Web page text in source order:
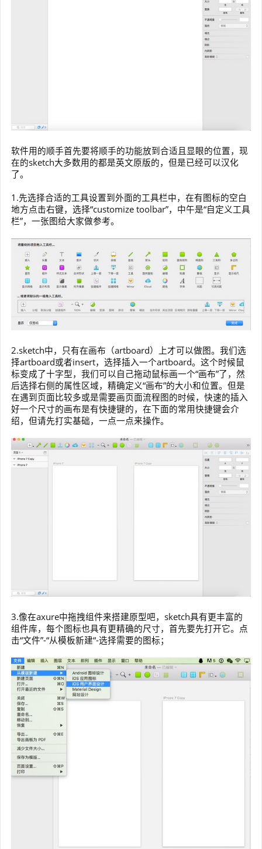
软件用的顺手首先要将顺手的功能放到合适且显眼的位置，现
在的sketch大多数用的都是英文原版的，但是已经可以汉化
了。
1.先选择合适的工具设置到外面的工具栏中，在有图标的空白
地方点击右键，选择“customize toolbar”，中午是“自定义工具
栏”，一张图给大家做参考。
2.sketch中，只有在画布（artboard）上才可以做图。我们选
择artboard或者insert，选择插入一个artboard。这个时候鼠
标变成了十字型，我们可以自己拖动鼠标画一个“画布”了，然
后选择右侧的属性区域，精确定义“画布”的大小和位置。但是
在遇到页面比较多或是需要画页面流程图的时候，快速的插入
好一个尺寸的画布是有快捷键的，在下面的常用快捷键会介
绍，但请先打实基础，一点一点来操作。
3.像在axure中拖拽组件来搭建原型吧，sketch具有更丰富的
组件库，每个图标也具有更精确的尺寸，首先要先打开它。点
击“文件”-“从模板新建“-选择需要的图标；